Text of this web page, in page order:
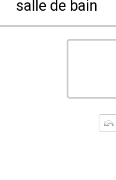
salle de bain